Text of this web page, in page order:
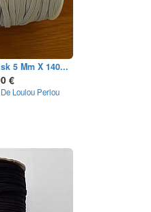
5 Mm X 140...
€
Loulou Perlou